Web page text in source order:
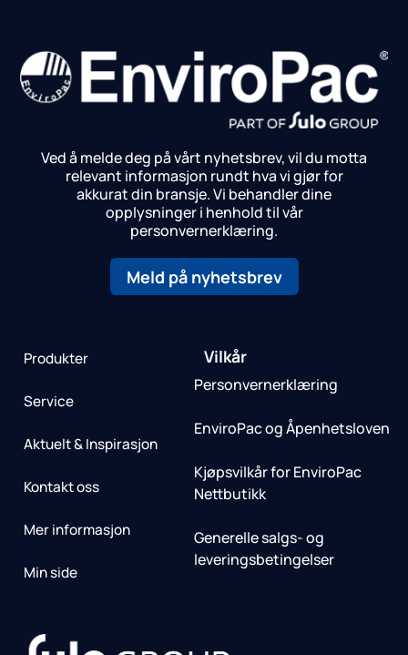
Ved å melde deg på vårt nyhetsbrev, vil du motta
relevant informasjon rundt hva vi gjør for
akkurat din bransje.Vi behandler dine
opplysninger i henhold til vår
personvernerklæring.
Meld på nyhetsbrev
Produkter
Service
Aktuelt & Inspirasjon
Kontakt oss
Mer informasjon
Min side
Vilkår
Personvernerklæring
EnviroPac og Åpenhetsloven
Kjøpsvilkår for EnviroPac
Nettbutikk
Generelle salgs- og
leveringsbetingelser